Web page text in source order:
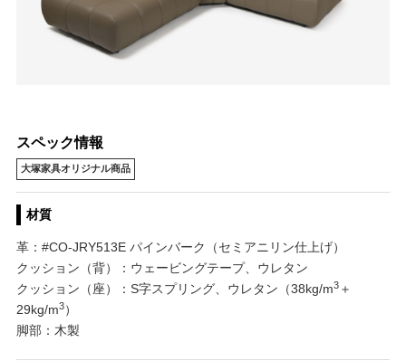
スペック情報
大塚家具オリジナル商品
材質
革：#CO-JRY513E パインバーク（セミアニリン仕上げ）
クッション（背）：ウェービングテープ、ウレタン
クッション（座）：S字スプリング、ウレタン（38kg/m3＋
29kg/m3）
脚部：木製